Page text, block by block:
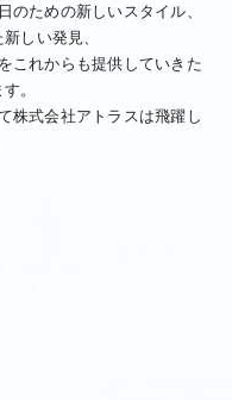
のための新しいスタイル、
しい発見、
これからも提供していきた
。
株式会社アトラスは飛躍し